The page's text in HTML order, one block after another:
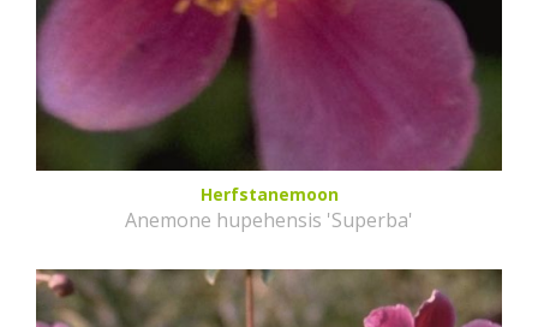
Herfstanemoon
Anemone hupehensis 'Superba'